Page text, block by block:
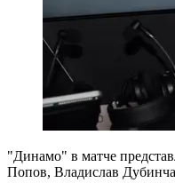
"Динамо" в матче
Попов, Владислав